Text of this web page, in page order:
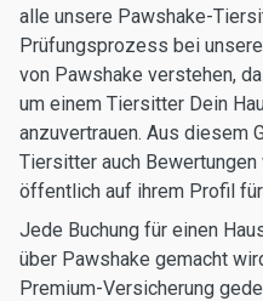
alle unsere Pawshake-
Prüfungsprozess bei
von Pawshake verstehen,
um einem Tiersitter Dein
anzuvertrauen. Aus diesem
Tiersitter auch Bewertungen
öffentlich auf ihrem Profil
Jede Buchung für einen
über Pawshake gemacht
Premium-Versicherung